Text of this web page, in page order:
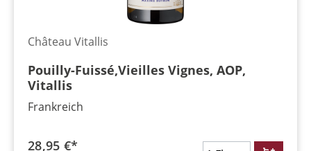
Château Vitallis
Pouilly-Fuissé,Vieilles Vignes, AOP,
Vitallis
Frankreich
28,95 €*